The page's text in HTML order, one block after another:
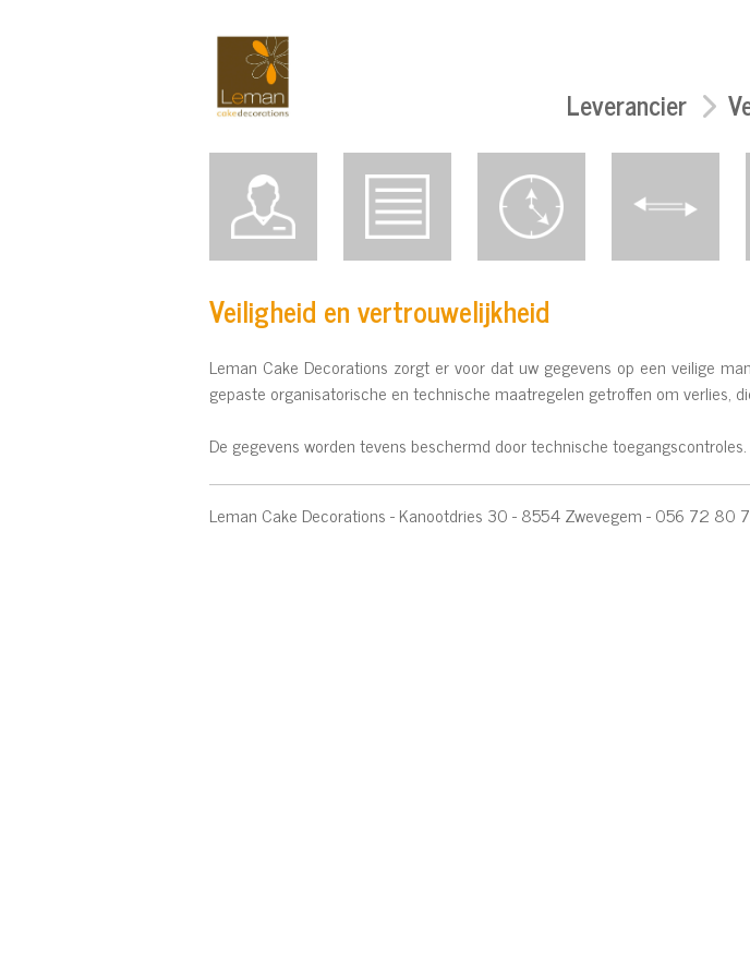
Leverancier
Veiligheid en vertrouwelijkheid
Leman Cake Decorations zorgt er voor dat uw gegevens op een veilige
gepaste organisatorische en technische maatregelen getroffen om verlies,
De gegevens worden tevens beschermd door technische toegangscontroles.
Leman Cake Decorations - Kanootdries 30 - 8554 Zwevegem - 056 72 80